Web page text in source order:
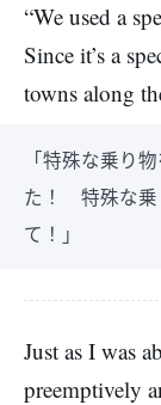
“We used a
Since it’s a
towns along
「特殊な乗り
た！ 特殊な乗
て！」
Just as I was
preemptively